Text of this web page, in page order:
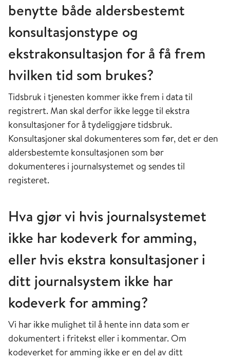
benytte både aldersbestemt
konsultasjonstype og
ekstrakonsultasjon for å få frem
hvilken tid som brukes?
Tidsbruk i tjenesten kommer ikke frem i data til
registrert. Man skal derfor ikke legge til ekstra
konsultasjoner for å tydeliggjøre tidsbruk.
Konsultasjoner skal dokumenteres som før, det er den
aldersbestemte konsultasjonen som bør
dokumenteres i journalsystemet og sendes til
registeret.
Hva gjør vi hvis journalsystemet
ikke har kodeverk for amming,
eller hvis ekstra konsultasjoner i
ditt journalsystem ikke har
kodeverk for amming?
Vi har ikke mulighet til å hente inn data som er
dokumentert i fritekst eller i kommentar. Om
kodeverket for amming ikke er en del av ditt